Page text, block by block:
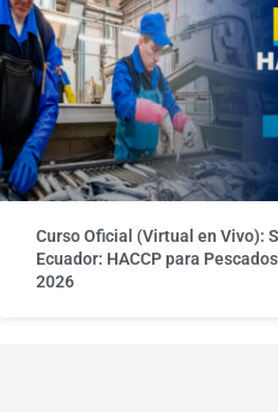
Curso Oficial (Virtual en Vivo):
Ecuador: HACCP para
2026